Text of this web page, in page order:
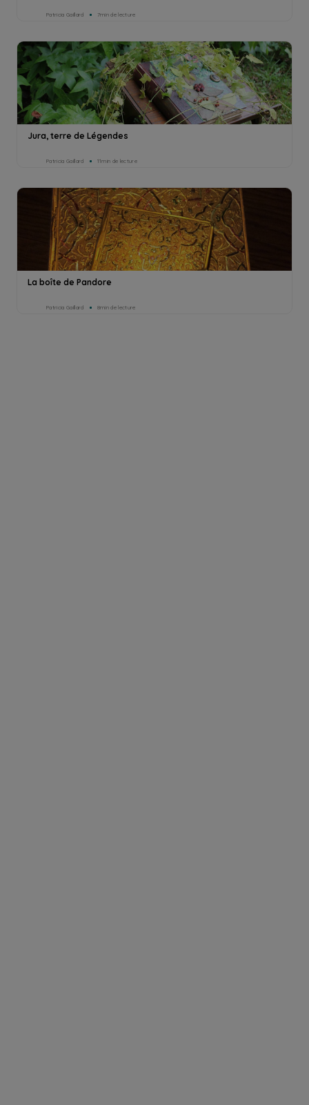
Patricia Gaillard 7min de lecture
Jura, terre de Légendes
Patricia Gaillard 11min de lecture
La boîte de Pandore
Patricia Gaillard 8min de lecture